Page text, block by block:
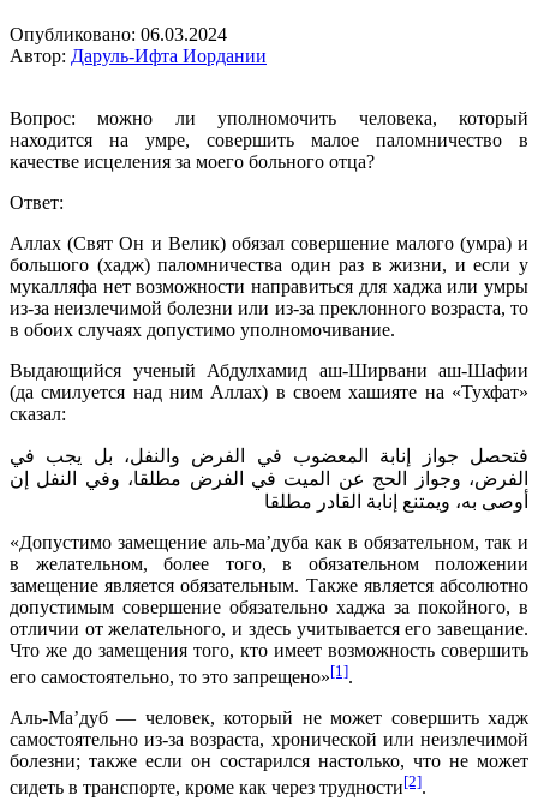
Опубликовано: 06.03.2024
Автор: Даруль-Ифта Иордании
Вопрос: можно ли уполномочить человека, который
находится на умре, совершить малое паломничество в
качестве исцеления за моего больного отца?
Ответ:
Аллах (Свят Он и Велик) обязал совершение малого (умра) и
большого (хадж) паломничества один раз в жизни, и если у
мукалляфа нет возможности направиться для хаджа или умры
из-за неизлечимой болезни или из-за преклонного возраста, то
в обоих случаях допустимо уполномочивание.
Выдающийся ученый Абдулхамид аш-Ширвани аш-Шафии
(да смилуется над ним Аллах) в своем хашияте на «Тухфат»
сказал:
فتحصل جواز إنابة المعضوب في الفرض والنفل، بل يجب في
الفرض، وجواز الحج عن الميت في الفرض مطلقا، وفي النفل إن
أوصى به، ويمتنع إنابة القادر مطلقا
«Допустимо замещение аль-ма’дуба как в обязательном, так и
в желательном, более того, в обязательном положении
замещение является обязательным. Также является абсолютно
допустимым совершение обязательно хаджа за покойного, в
отличии от желательного, и здесь учитывается его завещание.
Что же до замещения того, кто имеет возможность совершить
его самостоятельно, то это запрещено»[1].
Аль-Ма’дуб — человек, который не может совершить хадж
самостоятельно из-за возраста, хронической или неизлечимой
болезни; также если он состарился настолько, что не может
сидеть в транспорте, кроме как через трудности[2].